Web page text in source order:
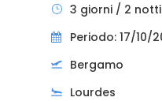
3 giorni / 2 notti
Periodo: 17/10/
Bergamo
Lourdes